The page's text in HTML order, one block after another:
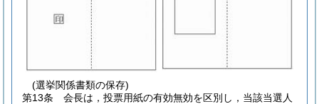
(選挙関係書類の保存)
第13条
会長は，投票用紙の有効無効を区別し，当該当選人